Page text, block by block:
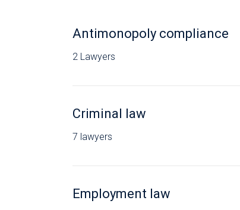
Antimonopoly compliance
2 Lawyers
Criminal law
7 lawyers
Employment law